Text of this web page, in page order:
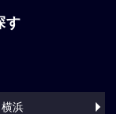
す
横浜